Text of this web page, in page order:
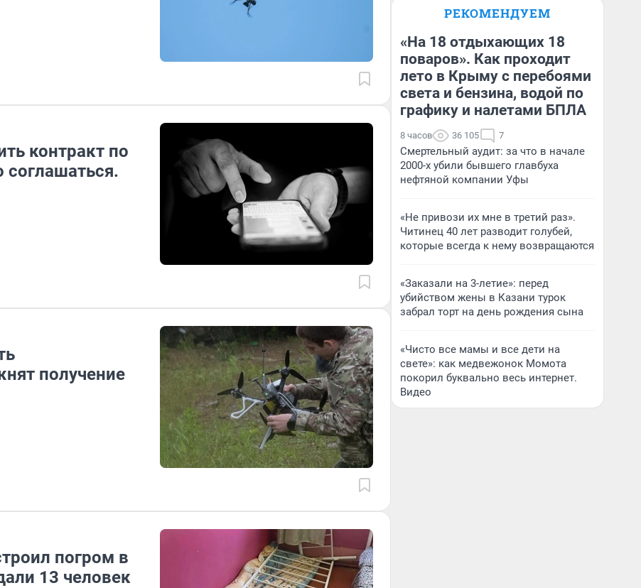
контракт по
соглашаться.
получение
погром в
13 человек
РЕКОМЕНДУЕМ
«На 18 отдыхающих 18
поваров». Как проходит
лето в Крыму с перебоями
света и бензина, водой по
графику и налетами БПЛА
8 часов 36 105 7
Смертельный аудит: за что в начале
2000-х убили бывшего главбуха
нефтяной компании Уфы
«Не привози их мне в третий раз».
Читинец 40 лет разводит голубей,
которые всегда к нему возвращаются
«Заказали на 3-летие»: перед
убийством жены в Казани турок
забрал торт на день рождения сына
«Чисто все мамы и все дети на
свете»: как медвежонок Момота
покорил буквально весь интернет.
Видео